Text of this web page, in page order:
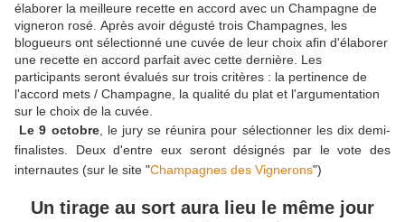
élaborer la meilleure recette en accord avec un Champagne de
vigneron rosé. Après avoir dégusté trois Champagnes, les
blogueurs ont sélectionné une cuvée de leur choix afin d'élaborer
une recette en accord parfait avec cette dernière. Les
participants seront évalués sur trois critères : la pertinence de
l'accord mets / Champagne, la qualité du plat et l'argumentation
sur le choix de la cuvée.
Le 9 octobre, le jury se réunira pour sélectionner les dix demi-
finalistes. Deux d'entre eux seront désignés par le vote des
internautes (sur le site "Champagnes des Vignerons")
Un tirage au sort aura lieu le même jour